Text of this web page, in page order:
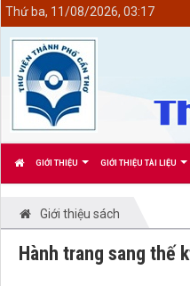
GIỚI THIỆU GIỚI THIỆU TÀI LIỆU
Thứ ba, 11/08/2026, 03:17
Giới thiệu sách
Hành trang sang thế
<